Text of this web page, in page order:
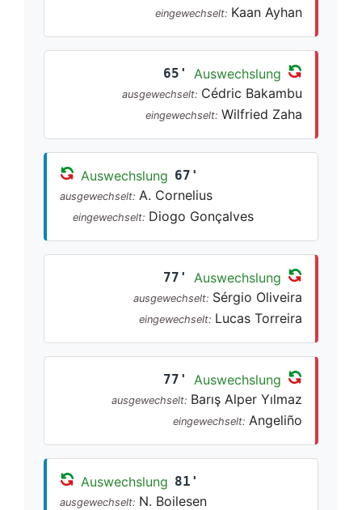
eingewechselt: Kaan Ayhan
65' Auswechslung
ausgewechselt: Cédric Bakambu
eingewechselt: Wilfried Zaha
Auswechslung 67'
ausgewechselt: A. Cornelius
eingewechselt: Diogo Gonçalves
77' Auswechslung
ausgewechselt: Sérgio Oliveira
eingewechselt: Lucas Torreira
77' Auswechslung
ausgewechselt: Barış Alper Yılmaz
eingewechselt: Angeliño
Auswechslung 81'
ausgewechselt: N. Boilesen